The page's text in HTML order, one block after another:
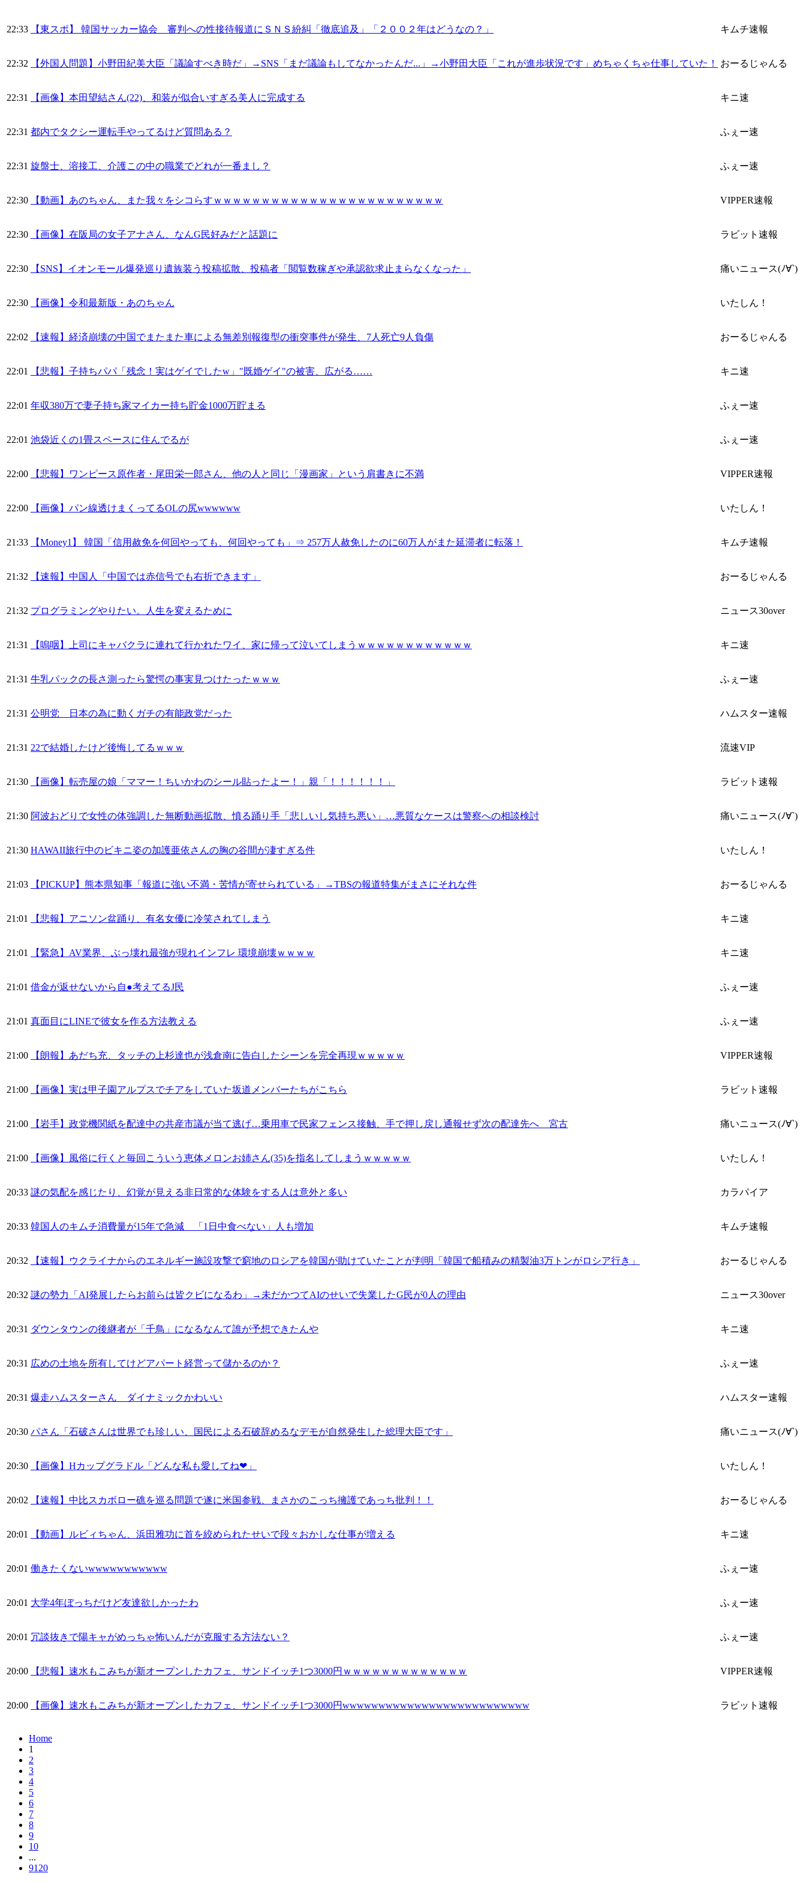
22:33 【東スポ】 韓国サッカー協会 審判への性接待報道にＳＮＳ紛糾「徹底追及」「２００２年はどうなの？」 キムチ速報
22:32 【外国人問題】小野田紀美大臣「議論すべき時だ」→SNS「まだ議論もしてなかったんだ...」→小野田大臣「これが進歩状況です」めちゃくちゃ仕事していた！ おーるじゃんる
22:31 【画像】本田望結さん(22)、和装が似合いすぎる美人に完成する キニ速
22:31 都内でタクシー運転手やってるけど質問ある？ ふぇー速
22:31 旋盤士、溶接工、介護この中の職業でどれが一番まし？ ふぇー速
22:30 【動画】あのちゃん、また我々をシコらすｗｗｗｗｗｗｗｗｗｗｗｗｗｗｗｗｗｗｗｗｗｗｗｗ VIPPER速報
22:30 【画像】在阪局の女子アナさん、なんG民好みだと話題に ラビット速報
22:30 【SNS】イオンモール爆発巡り遺族装う投稿拡散、投稿者「閲覧数稼ぎや承認欲求止まらなくなった」 痛いニュース(ﾉ∀`)
22:30 【画像】令和最新版・あのちゃん いたしん！
22:02 【速報】経済崩壊の中国でまたまた車による無差別報復型の衝突事件が発生、7人死亡9人負傷 おーるじゃんる
22:01 【悲報】子持ちパパ「残念！実はゲイでしたw」"既婚ゲイ"の被害、広がる…… キニ速
22:01 年収380万で妻子持ち家マイカー持ち貯金1000万貯まる ふぇー速
22:01 池袋近くの1畳スペースに住んでるが ふぇー速
22:00 【悲報】ワンピース原作者・尾田栄一郎さん、他の人と同じ「漫画家」という肩書きに不満 VIPPER速報
22:00 【画像】パン線透けまくってるOLの尻wwwwww いたしん！
21:33 【Money1】 韓国「信用赦免を何回やっても、何回やっても」⇒ 257万人赦免したのに60万人がまた延滞者に転落！ キムチ速報
21:32 【速報】中国人「中国では赤信号でも右折できます」 おーるじゃんる
21:32 プログラミングやりたい。人生を変えるために ニュース30over
21:31 【嗚咽】上司にキャバクラに連れて行かれたワイ、家に帰って泣いてしまうｗｗｗｗｗｗｗｗｗｗｗｗ キニ速
21:31 牛乳パックの長さ測ったら驚愕の事実見つけたったｗｗｗ ふぇー速
21:31 公明党 日本の為に動くガチの有能政党だった ハムスター速報
21:31 22で結婚したけど後悔してるｗｗｗ 流速VIP
21:30 【画像】転売屋の娘「ママー！ちいかわのシール貼ったよー！」親「！！！！！！」 ラビット速報
21:30 阿波おどりで女性の体強調した無断動画拡散、憤る踊り手「悲しいし気持ち悪い」…悪質なケースは警察への相談検討 痛いニュース(ﾉ∀`)
21:30 HAWAII旅行中のビキニ姿の加護亜依さんの胸の谷間が凄すぎる件 いたしん！
21:03 【PICKUP】熊本県知事「報道に強い不満・苦情が寄せられている」→TBSの報道特集がまさにそれな件 おーるじゃんる
21:01 【悲報】アニソン盆踊り、有名女優に冷笑されてしまう キニ速
21:01 【緊急】AV業界、ぶっ壊れ最強が現れインフレ 環境崩壊ｗｗｗｗ キニ速
21:01 借金が返せないから自●考えてるJ民 ふぇー速
21:01 真面目にLINEで彼女を作る方法教える ふぇー速
21:00 【朗報】あだち充、タッチの上杉達也が浅倉南に告白したシーンを完全再現ｗｗｗｗｗ VIPPER速報
21:00 【画像】実は甲子園アルプスでチアをしていた坂道メンバーたちがこちら ラビット速報
21:00 【岩手】政党機関紙を配達中の共産市議が当て逃げ…乗用車で民家フェンス接触、手で押し戻し通報せず次の配達先へ 宮古 痛いニュース(ﾉ∀`)
21:00 【画像】風俗に行くと毎回こういう恵体メロンお姉さん(35)を指名してしまうｗｗｗｗｗ いたしん！
20:33 謎の気配を感じたり、幻覚が見える非日常的な体験をする人は意外と多い カラパイア
20:33 韓国人のキムチ消費量が15年で急減 「1日中食べない」人も増加 キムチ速報
20:32 【速報】ウクライナからのエネルギー施設攻撃で窮地のロシアを韓国が助けていたことが判明「韓国で船積みの精製油3万トンがロシア行き」 おーるじゃんる
20:32 謎の勢力「AI発展したらお前らは皆クビになるわ」→未だかつてAIのせいで失業したG民が0人の理由 ニュース30over
20:31 ダウンタウンの後継者が「千鳥」になるなんて誰が予想できたんや キニ速
20:31 広めの土地を所有してけどアパート経営って儲かるのか？ ふぇー速
20:31 爆走ハムスターさん ダイナミックかわいい ハムスター速報
20:30 パさん「石破さんは世界でも珍しい、国民による石破辞めるなデモが自然発生した総理大臣です」 痛いニュース(ﾉ∀`)
20:30 【画像】Hカップグラドル「どんな私も愛してね❤」 いたしん！
20:02 【速報】中比スカボロー礁を巡る問題で遂に米国参戦、まさかのこっち擁護であっち批判！！ おーるじゃんる
20:01 【動画】ルビィちゃん、浜田雅功に首を絞められたせいで段々おかしな仕事が増える キニ速
20:01 働きたくないwwwwwwwwwww ふぇー速
20:01 大学4年ぼっちだけど友達欲しかったわ ふぇー速
20:01 冗談抜きで陽キャがめっちゃ怖いんだが克服する方法ない？ ふぇー速
20:00 【悲報】速水もこみちが新オープンしたカフェ、サンドイッチ1つ3000円ｗｗｗｗｗｗｗｗｗｗｗｗｗ VIPPER速報
20:00 【画像】速水もこみちが新オープンしたカフェ、サンドイッチ1つ3000円wwwwwwwwwwwwwwwwwwwwwwwwww ラビット速報
Home
1
2
3
4
5
6
7
8
9
10
...
9120